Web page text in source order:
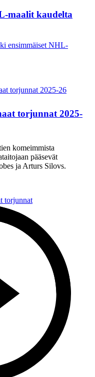
maalit kaudelta
ensimmäiset NHL-
torjunnat 2025-
komeimmista
pääsevät
ja Arturs Silovs.